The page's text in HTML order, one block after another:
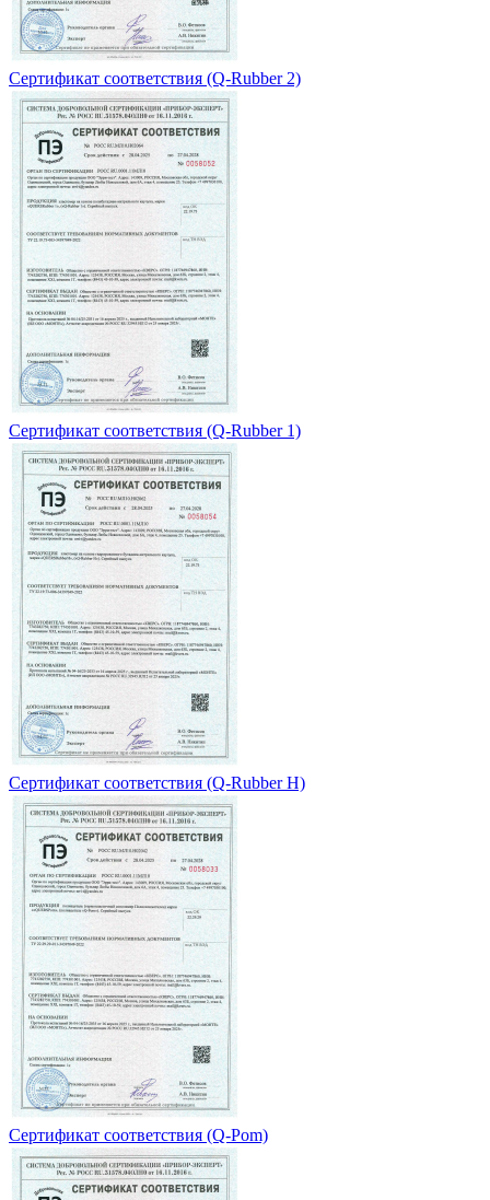
Сертификат соответствия (Q-Rubber 2)
Сертификат соответствия (Q-Rubber 1)
Сертификат соответствия (Q-Rubber H)
Сертификат соответствия (Q-Pom)